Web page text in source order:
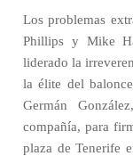
Los problemas
Phillips y Mike
liderado la
la élite del
Germán
compañía, para
plaza de Tenerife